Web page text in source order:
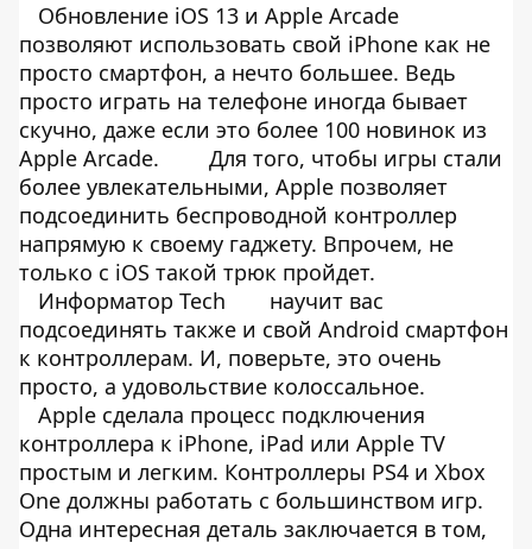
Обновление iOS 13 и Apple Arcade
позволяют использовать свой iPhone как не
просто смартфон, а нечто большее. Ведь
просто играть на телефоне иногда бывает
скучно, даже если это более 100 новинок из
Apple Arcade.
Для того, чтобы игры стали
более увлекательными, Apple позволяет
подсоединить беспроводной контроллер
напрямую к своему гаджету. Впрочем, не
только с iOS такой трюк пройдет.
Информатор Tech
научит вас
подсоединять также и свой Android смартфон
к контроллерам. И, поверьте, это очень
просто, а удовольствие колоссальное.
Apple сделала процесс подключения
контроллера к iPhone, iPad или Apple TV
простым и легким. Контроллеры PS4 и Xbox
One должны работать с большинством игр.
Одна интересная деталь заключается в том,